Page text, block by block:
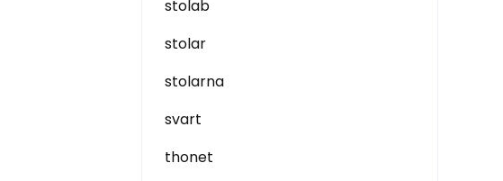
stolab
stolar
stolarna
svart
thonet